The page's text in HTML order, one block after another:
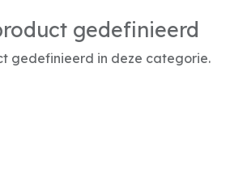
gedefinieerd
gedefinieerd in deze categorie.